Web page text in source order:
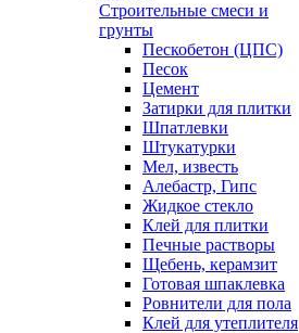
Строительные смеси и
грунты
Пескобетон (ЦПС)
Песок
Цемент
Затирки для плитки
Шпатлевки
Штукатурки
Мел, известь
Алебастр, Гипс
Жидкое стекло
Клей для плитки
Печные растворы
Щебень, керамзит
Готовая шпаклевка
Ровнители для пола
Клей для утеплителя